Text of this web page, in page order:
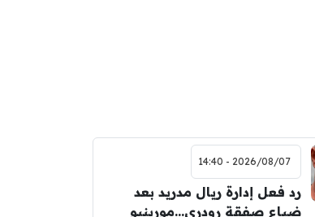
2026/08/07 - 14:40
رد فعل إدارة ريال مدريد بعد
ضياع صفقة رودري…مورينيو